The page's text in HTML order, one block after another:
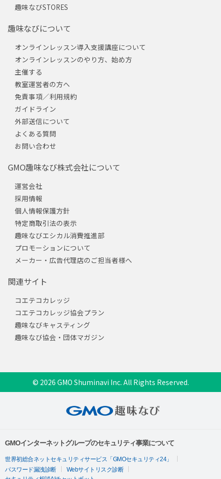
趣味なびSTORES
趣味なびについて
オンラインレッスン導入支援講座について
オンラインレッスンのやり方、始め方
主催する
教室運営者の方へ
免責事項／利用規約
ガイドライン
外部送信について
よくある質問
お問い合わせ
GMO趣味なび株式会社について
運営会社
採用情報
個人情報保護方針
特定商取引法の表示
趣味なびエシカル消費推進部
プロモーションについて
メーカー・広告代理店のご担当者様へ
関連サイト
コエテコカレッジ
コエテコカレッジ協会プラン
趣味なびキャスティング
趣味なび協会・団体マガジン
© 2026 GMO Shuminavi Inc. All Rights Reserved.